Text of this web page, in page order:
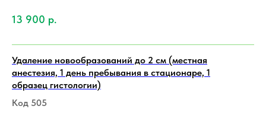
13 900 р.
Удаление новообразований до 2 см (местная
анестезия, 1 день пребывания в стационаре, 1
образец гистологии)
Код 505